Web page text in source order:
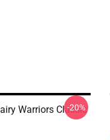
Warriors Classic
-20%